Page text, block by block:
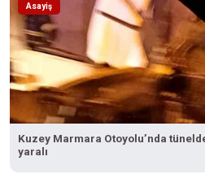
Asayiş
Kuzey Marmara Otoyolu’nda
yaralı